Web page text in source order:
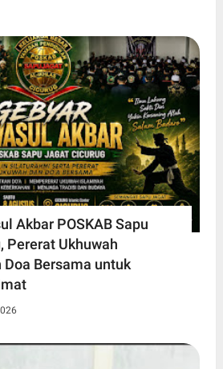
Akbar POSKAB Sapu
Pererat Ukhuwah
Bersama untuk